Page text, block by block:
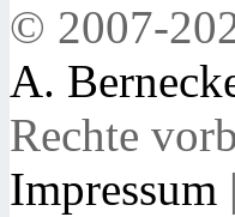
© 2007-
A.
Rechte
Impressum |